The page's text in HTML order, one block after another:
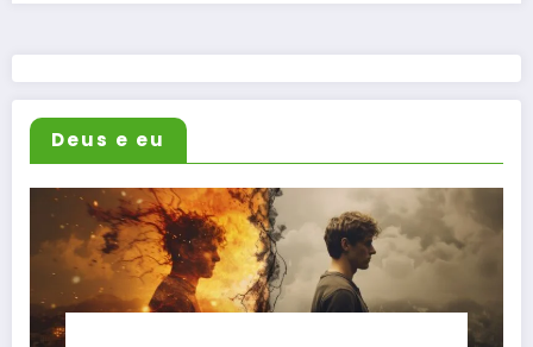
Deus e eu